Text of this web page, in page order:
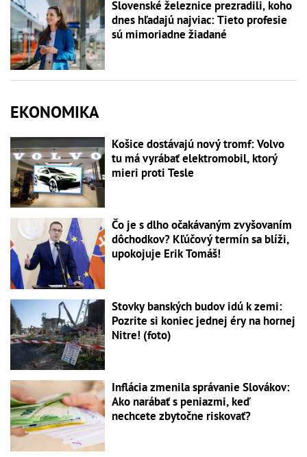
Slovenské železnice prezradili, koho
dnes hľadajú najviac: Tieto profesie
sú mimoriadne žiadané
EKONOMIKA
Košice dostávajú nový tromf: Volvo
tu má vyrábať elektromobil, ktorý
mieri proti Tesle
Čo je s dlho očakávaným zvyšovaním
dôchodkov? Kľúčový termín sa blíži,
upokojuje Erik Tomáš!
Stovky banských budov idú k zemi:
Pozrite si koniec jednej éry na hornej
Nitre! (foto)
Inflácia zmenila správanie Slovákov:
Ako narábať s peniazmi, keď
nechcete zbytočne riskovať?